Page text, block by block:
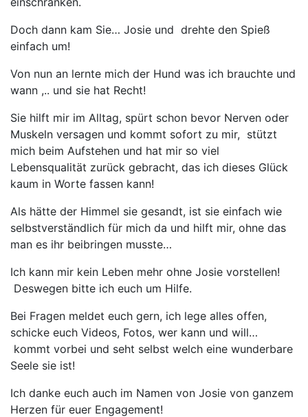
Doch dann kam Sie… Josie und drehte den Spieß
einfach um!
Von nun an lernte mich der Hund was ich brauchte und
wann ,.. und sie hat Recht!
Sie hilft mir im Alltag, spürt schon bevor Nerven oder
Muskeln versagen und kommt sofort zu mir, stützt
mich beim Aufstehen und hat mir so viel
Lebensqualität zurück gebracht, das ich dieses Glück
kaum in Worte fassen kann!
Als hätte der Himmel sie gesandt, ist sie einfach wie
selbstverständlich für mich da und hilft mir, ohne das
man es ihr beibringen musste…
Ich kann mir kein Leben mehr ohne Josie vorstellen!
Deswegen bitte ich euch um Hilfe.
Bei Fragen meldet euch gern, ich lege alles offen,
schicke euch Videos, Fotos, wer kann und will…
kommt vorbei und seht selbst welch eine wunderbare
Seele sie ist!
Ich danke euch auch im Namen von Josie von ganzem
Herzen für euer Engagement!